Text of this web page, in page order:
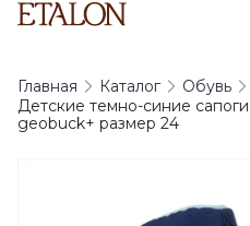
Главная Каталог Обувь
Детские темно-синие
geobuck+ размер 24